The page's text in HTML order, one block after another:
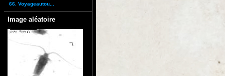
66. Voyageautou...
Image aléatoire